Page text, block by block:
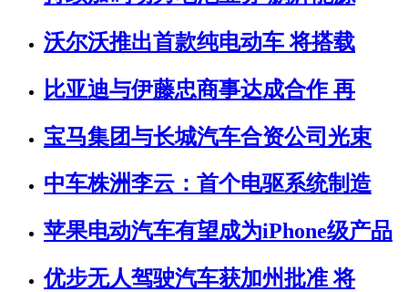
沃尔沃推出首款纯电动车 将搭载
比亚迪与伊藤忠商事达成合作 再
宝马集团与长城汽车合资公司光束
中车株洲李云：首个电驱系统制造
苹果电动汽车有望成为iPhone级产品
优步无人驾驶汽车获加州批准 将